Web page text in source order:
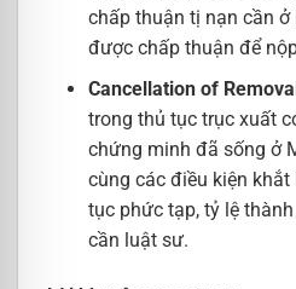
chấp thuận tị nạn cần
được chấp thuận để
Cancellation of
trong thủ tục trục xuất
chứng minh đã sống ở
cùng các điều kiện
tục phức tạp, tỷ lệ
cần luật sư.